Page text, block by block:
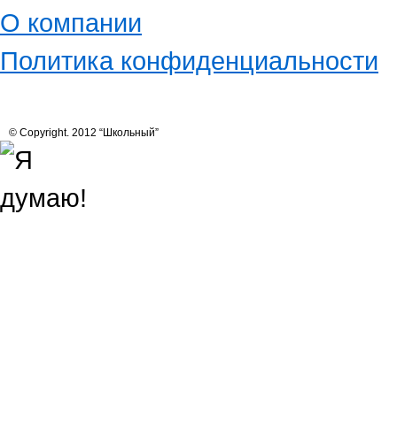
О компании
Политика конфиденциальности
© Copyright. 2012 “Школьный”